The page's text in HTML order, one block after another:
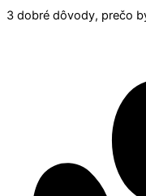
3 dobré dôvody, prečo